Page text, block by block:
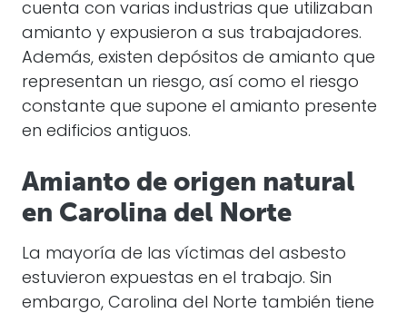
cuenta con varias industrias que utilizaban
amianto y expusieron a sus trabajadores.
Además, existen depósitos de amianto que
representan un riesgo, así como el riesgo
constante que supone el amianto presente
en edificios antiguos.
Amianto de origen natural
en Carolina del Norte
La mayoría de las víctimas del asbesto
estuvieron expuestas en el trabajo. Sin
embargo, Carolina del Norte también tiene